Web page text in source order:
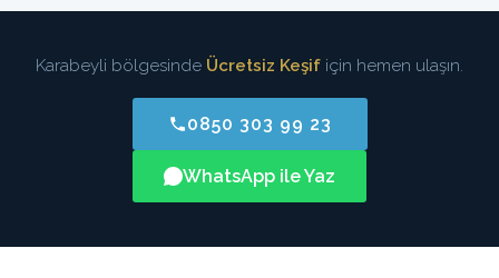
Karabeyli bölgesinde Ücretsiz Keşif için hemen ulaşın.
0850 303 99 23
WhatsApp ile Yaz